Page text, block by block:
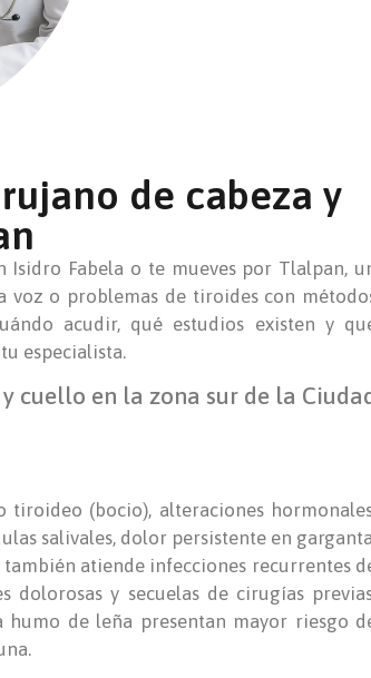
de cabeza y
Isidro Fabela o te mueves por Tlalpan,
voz o problemas de tiroides con
acudir, qué estudios existen y
especialista.
cuello en la zona sur de la
tiroideo (bocio), alteraciones
salivales, dolor persistente en
atiende infecciones recurrentes
dolorosas y secuelas de cirugías
humo de leña presentan mayor riesgo